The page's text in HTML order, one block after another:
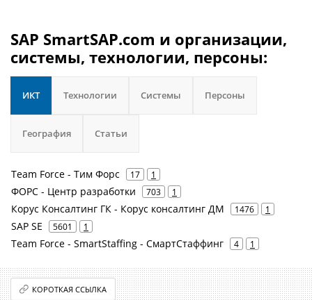
SAP SmartSAP.com и организации,
системы, технологии, персоны:
ИКТ Технологии Системы Персоны
География Статьи
Team Force - Тим Форс 17 1
ФОРС - Центр разработки 703 1
Корус Консалтинг ГК - Корус консалтинг ДМ 1476 1
SAP SE 5601 1
Team Force - SmartStaffing - СмартСтаффинг 4 1
КОРОТКАЯ ССЫЛКА